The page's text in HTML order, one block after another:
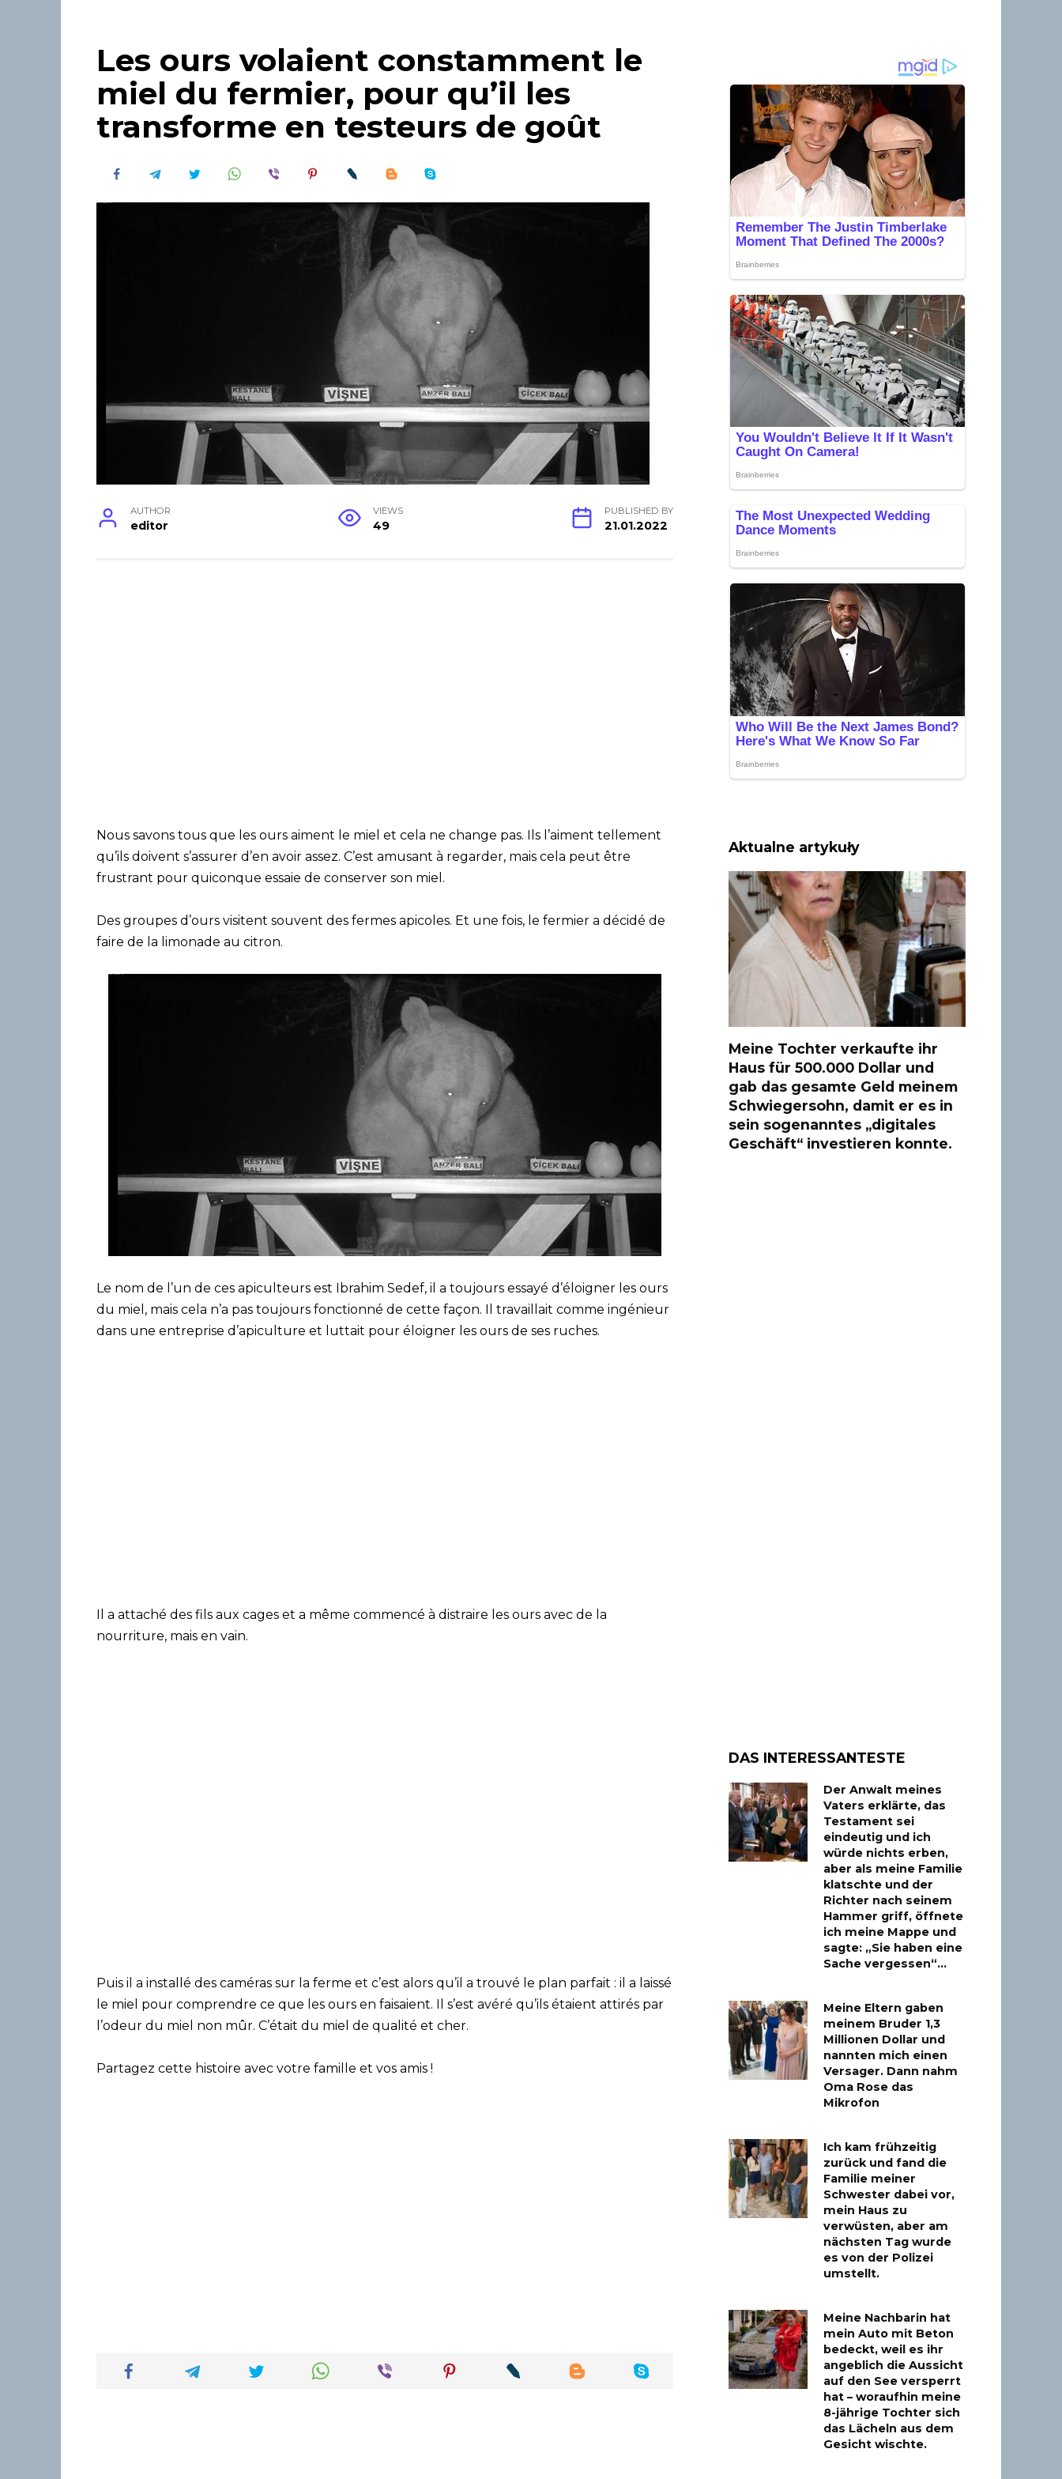
Les ours volaient constamment le
miel du fermier, pour qu’il les
transforme en testeurs de goût
AUTHOR
editor
VIEWS
49
PUBLISHED BY
21.01.2022
Nous savons tous que les ours aiment le miel et cela ne change pas. Ils l’aiment tellement
qu’ils doivent s’assurer d’en avoir assez. C’est amusant à regarder, mais cela peut être
frustrant pour quiconque essaie de conserver son miel.
Des groupes d’ours visitent souvent des fermes apicoles. Et une fois, le fermier a décidé de
faire de la limonade au citron.
Le nom de l’un de ces apiculteurs est Ibrahim Sedef, il a toujours essayé d’éloigner les ours
du miel, mais cela n’a pas toujours fonctionné de cette façon. Il travaillait comme ingénieur
dans une entreprise d’apiculture et luttait pour éloigner les ours de ses ruches.
Il a attaché des fils aux cages et a même commencé à distraire les ours avec de la
nourriture, mais en vain.
Puis il a installé des caméras sur la ferme et c’est alors qu’il a trouvé le plan parfait : il a laissé
le miel pour comprendre ce que les ours en faisaient. Il s’est avéré qu’ils étaient attirés par
l’odeur du miel non mûr. C’était du miel de qualité et cher.
Partagez cette histoire avec votre famille et vos amis !
Aktualne artykuły
Meine Tochter verkaufte ihr
Haus für 500.000 Dollar und
gab das gesamte Geld meinem
Schwiegersohn, damit er es in
sein sogenanntes „digitales
Geschäft“ investieren konnte.
DAS INTERESSANTESTE
Der Anwalt meines
Vaters erklärte, das
Testament sei
eindeutig und ich
würde nichts erben,
aber als meine Familie
klatschte und der
Richter nach seinem
Hammer griff, öffnete
ich meine Mappe und
sagte: „Sie haben eine
Sache vergessen“…
Meine Eltern gaben
meinem Bruder 1,3
Millionen Dollar und
nannten mich einen
Versager. Dann nahm
Oma Rose das
Mikrofon
Ich kam frühzeitig
zurück und fand die
Familie meiner
Schwester dabei vor,
mein Haus zu
verwüsten, aber am
nächsten Tag wurde
es von der Polizei
umstellt.
Meine Nachbarin hat
mein Auto mit Beton
bedeckt, weil es ihr
angeblich die Aussicht
auf den See versperrt
hat – woraufhin meine
8-jährige Tochter sich
das Lächeln aus dem
Gesicht wischte.